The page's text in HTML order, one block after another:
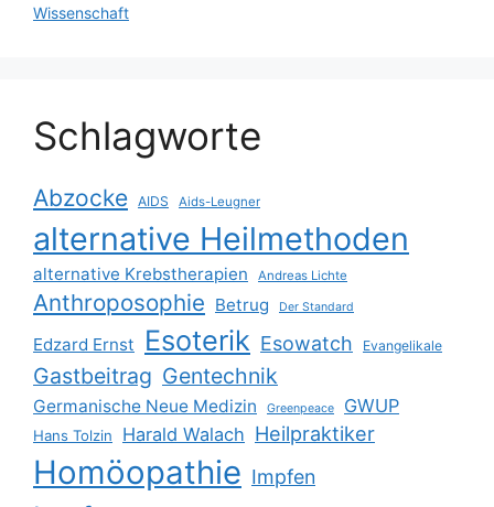
Wissenschaft
Schlagworte
Abzocke AIDS Aids-Leugner
alternative Heilmethoden
alternative Krebstherapien Andreas Lichte
Anthroposophie Betrug Der Standard
Edzard Ernst Esoterik Esowatch Evangelikale
Gastbeitrag Gentechnik
Germanische Neue Medizin Greenpeace GWUP
Hans Tolzin Harald Walach Heilpraktiker
Homöopathie Impfen